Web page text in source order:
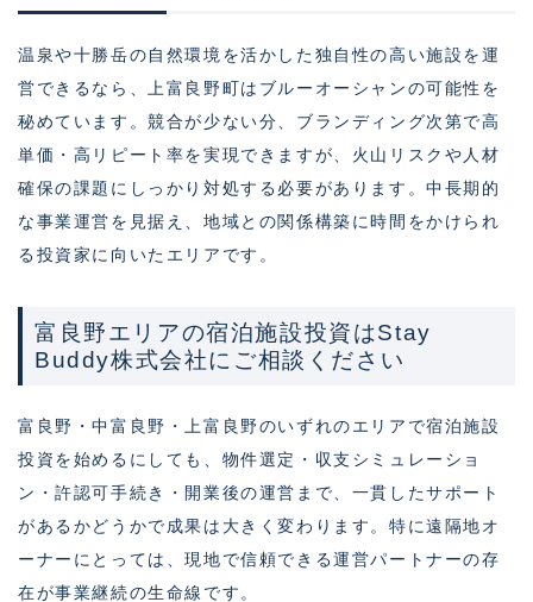
温泉や十勝岳の自然環境を活かした独自性の高い施設を運
営できるなら、上富良野町はブルーオーシャンの可能性を
秘めています。競合が少ない分、ブランディング次第で高
単価・高リピート率を実現できますが、火山リスクや人材
確保の課題にしっかり対処する必要があります。中長期的
な事業運営を見据え、地域との関係構築に時間をかけられ
る投資家に向いたエリアです。
富良野エリアの宿泊施設投資はStay
Buddy株式会社にご相談ください
富良野・中富良野・上富良野のいずれのエリアで宿泊施設
投資を始めるにしても、物件選定・収支シミュレーショ
ン・許認可手続き・開業後の運営まで、一貫したサポート
があるかどうかで成果は大きく変わります。特に遠隔地オ
ーナーにとっては、現地で信頼できる運営パートナーの存
在が事業継続の生命線です。